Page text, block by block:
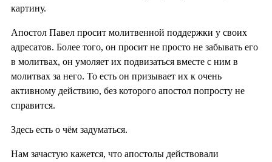
картину.
Апостол Павел просит молитвенной поддержки у своих
адресатов. Более того, он просит не просто не забывать его
в молитвах, он умоляет их подвизаться вместе с ним в
молитвах за него. То есть он призывает их к очень
активному действию, без которого апостол попросту не
справится.
Здесь есть о чём задуматься.
Нам зачастую кажется, что апостолы действовали